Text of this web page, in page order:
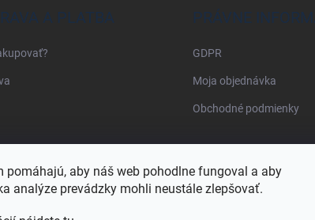
pomáhajú, aby náš web pohodlne fungoval a aby
analýze prevádzky mohli neustále zlepšovať.
A PLATBA PRÁVNE
GDPR
Moja objednávka
Obchodné podmienky